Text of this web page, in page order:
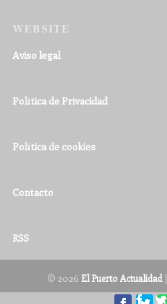
WEBSITE
Aviso legal
Política de Privacidad
Política de cookies
Contacto
RSS
© 2026 El Puerto Actualidad|